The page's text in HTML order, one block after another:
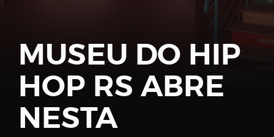
Remember
MUSEU DO HIP
HOP RS ABRE
NESTA